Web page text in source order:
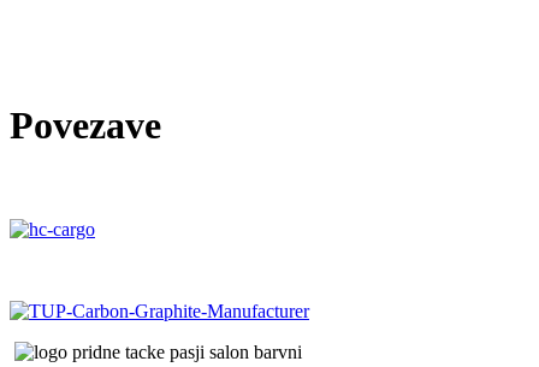
Povezave